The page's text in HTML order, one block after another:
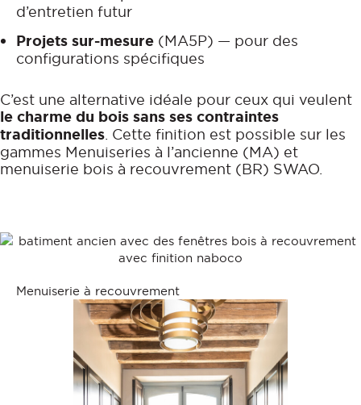
d’entretien futur
Projets sur-mesure(MA5P) — pour des
configurations spécifiques
C’est une alternative idéale pour ceux qui veulent
le charme du bois sans ses contraintes
traditionnelles. Cette finition est possible sur les
gammes Menuiseries à l’ancienne (MA) et
menuiserie bois à recouvrement (BR) SWAO.
Menuiserie à recouvrement